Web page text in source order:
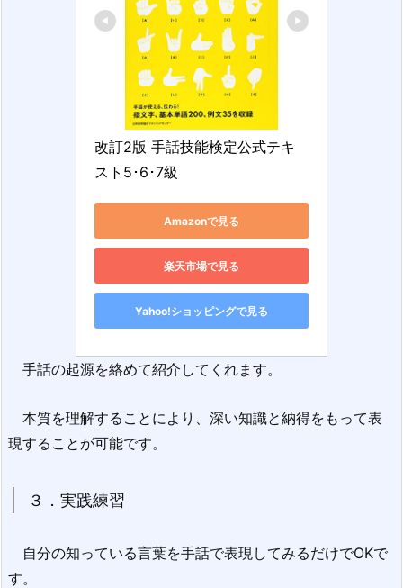
改訂2版 手話技能検定公式テキ
スト5･6･7級
Amazonで見る
楽天市場で見る
Yahoo!ショッピングで見る
手話の起源を絡めて紹介してくれます。
本質を理解することにより、深い知識と納得をもって表
現することが可能です。
３．実践練習
自分の知っている言葉を手話で表現してみるだけでOKで
す。